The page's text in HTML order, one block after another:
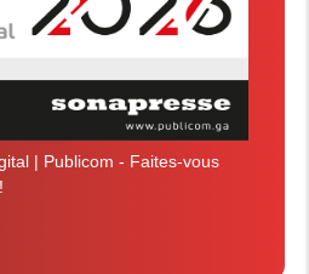
| Publicom - Faites-vous